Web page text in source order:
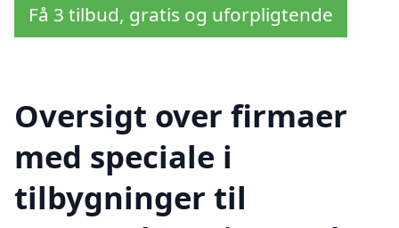
Få 3 tilbud, gratis og uforpligtende
Oversigt over firmaer
med speciale i
tilbygninger til